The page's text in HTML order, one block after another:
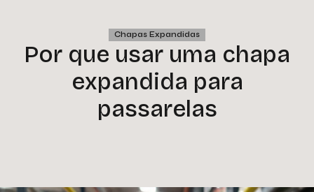
Chapas Expandidas
Por que usar uma chapa
expandida para
passarelas